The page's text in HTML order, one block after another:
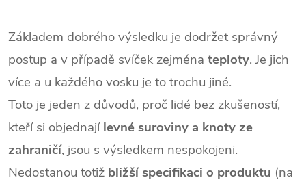
Základem dobrého výsledku je dodržet správný
postup a v případě svíček zejména teploty. Je jich
více a u každého vosku je to trochu jiné.
Toto je jeden z důvodů, proč lidé bez zkušeností,
kteří si objednajílevné suroviny a knoty ze
zahraničí, jsou s výsledkem nespokojeni.
Nedostanou totiž bližší specifikaci o produktu (na